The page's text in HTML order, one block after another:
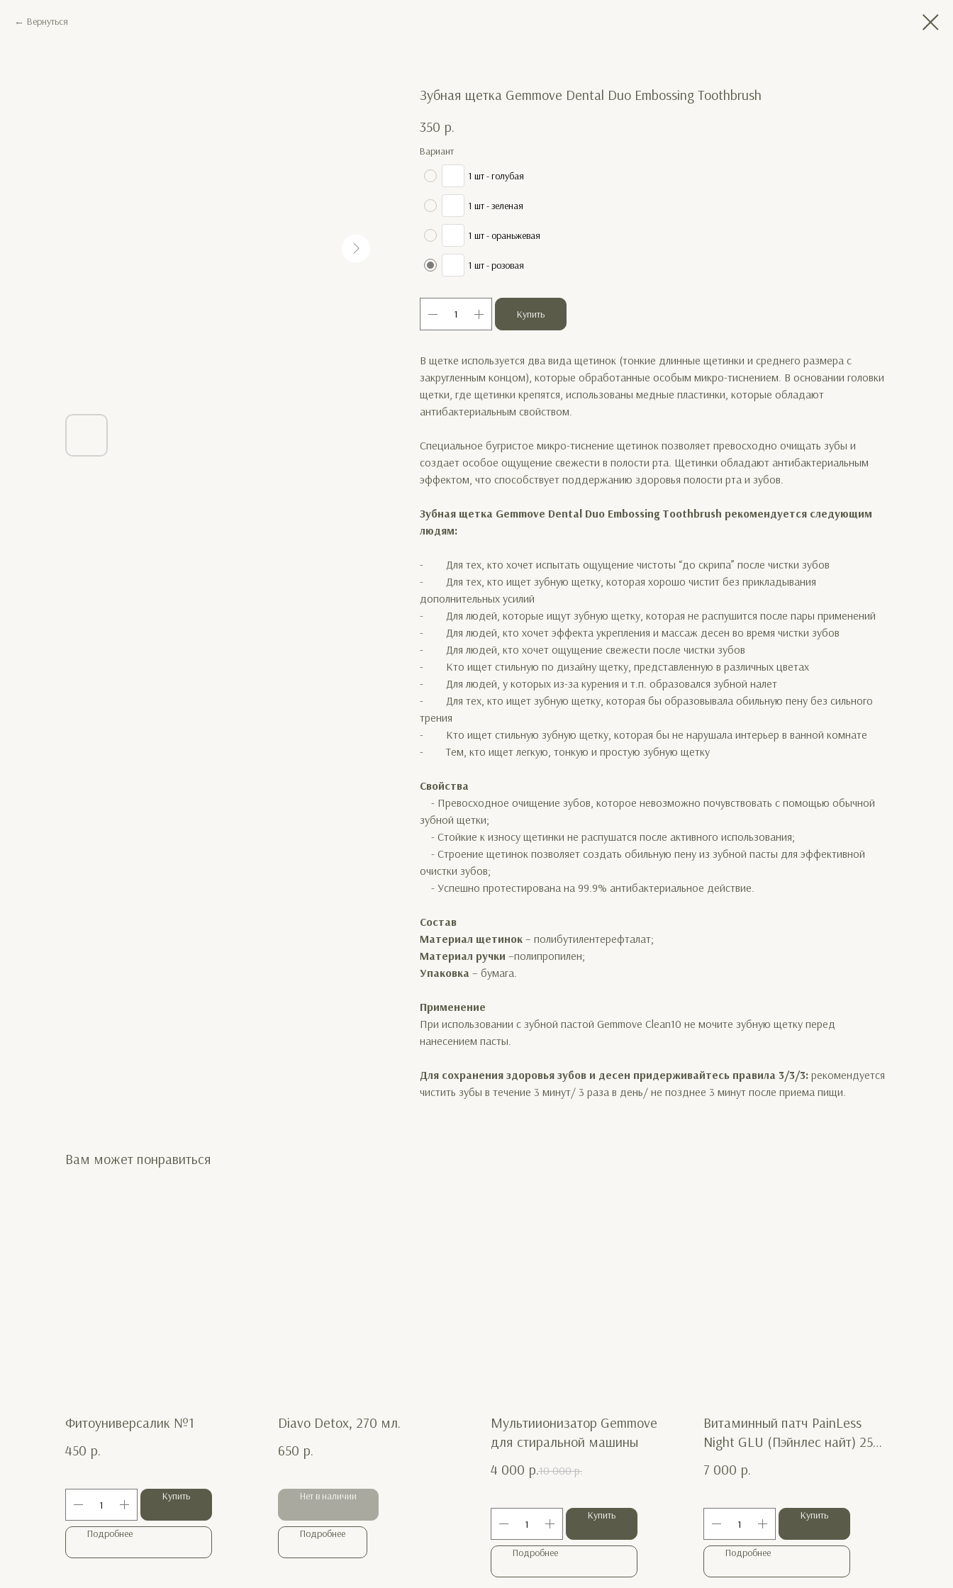
Вернуться
Зубная щетка Gemmove Dental Duo Embossing Toothbrush
350 р.
Вариант
1 шт - голубая
1 шт - зеленая
1 шт - ораньжевая
1 шт - розовая
Купить
В щетке используется два вида щетинок (тонкие длинные щетинки и среднего размера с
закругленным концом), которые обработанные особым микро-тиснением. В основании головки
щетки, где щетинки крепятся, использованы медные пластинки, которые обладают
антибактериальным свойством.
Специальное бугристое микро-тиснение щетинок позволяет превосходно очищать зубы и
создает особое ощущение свежести в полости рта. Щетинки обладают антибактериальным
эффектом, что способствует поддержанию здоровья полости рта и зубов.
Зубная щетка Gemmove Dental Duo Embossing Toothbrush рекомендуется следующим
людям:
- Для тех, кто хочет испытать ощущение чистоты “до скрипа” после чистки зубов
- Для тех, кто ищет зубную щетку, которая хорошо чистит без прикладывания
дополнительных усилий
- Для людей, которые ищут зубную щетку, которая не распушится после пары применений
- Для людей, кто хочет эффекта укрепления и массаж десен во время чистки зубов
- Для людей, кто хочет ощущение свежести после чистки зубов
- Кто ищет стильную по дизайну щетку, представленную в различных цветах
- Для людей, у которых из-за курения и т.п. образовался зубной налет
- Для тех, кто ищет зубную щетку, которая бы образовывала обильную пену без сильного
трения
- Кто ищет стильную зубную щетку, которая бы не нарушала интерьер в ванной комнате
- Тем, кто ищет легкую, тонкую и простую зубную щетку
Свойства
- Превосходное очищение зубов, которое невозможно почувствовать с помощью обычной
зубной щетки;
- Стойкие к износу щетинки не распушатся после активного использования;
- Строение щетинок позволяет создать обильную пену из зубной пасты для эффективной
очистки зубов;
- Успешно протестирована на 99.9% антибактериальное действие.
Состав
Материал щетинок – полибутилентерефталат;
Материал ручки –полипропилен;
Упаковка – бумага.
Применение
При использовании с зубной пастой Gemmove Clean10 не мочите зубную щетку перед
нанесением пасты.
Для сохранения здоровья зубов и десен придерживайтесь правила 3/3/3: рекомендуется
чистить зубы в течение 3 минут/ 3 раза в день/ не позднее 3 минут после приема пищи.
Вам может понравиться
Фитоуниверсалик №1
450 р.
Купить
Подробнее
Diavo Detox, 270 мл.
650 р.
Нет в наличии
Подробнее
Мультиионизатор Gemmove
для стиральной машины
4 000 р.10 000 р.
Купить
Подробнее
Витаминный патч PainLess
Night GLU (Пэйнлес найт) 25
шт.
7 000 р.
Купить
Подробнее